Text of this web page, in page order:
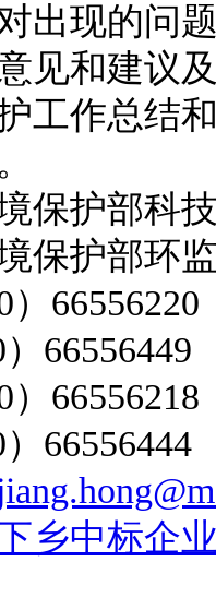
出现的问
见和建议
工作总结
护部科技
环监局
66556220
66556218
乡中标企